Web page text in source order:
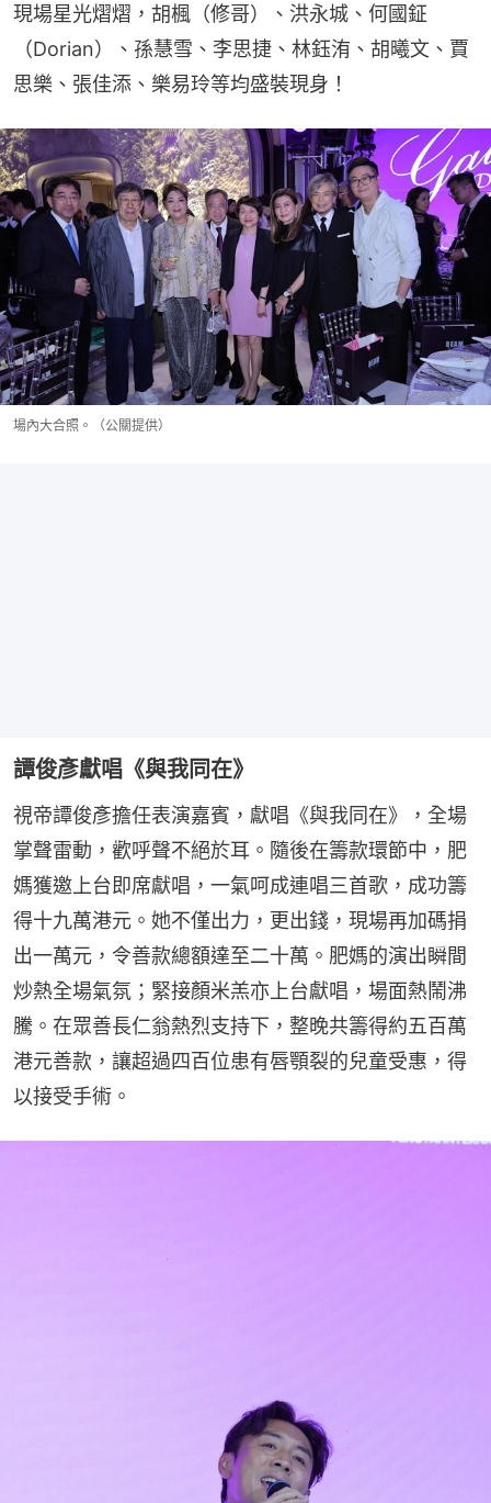
現場星光熠熠，胡楓（修哥）、洪永城、何國鉦
（Dorian）、孫慧雪、李思捷、林鈺洧、胡曦文、賈
思樂、張佳添、樂易玲等均盛裝現身！
場內大合照。（公關提供）
譚俊彥獻唱《與我同在》
視帝譚俊彥擔任表演嘉賓，獻唱《與我同在》，全場
掌聲雷動，歡呼聲不絕於耳。隨後在籌款環節中，肥
媽獲邀上台即席獻唱，一氣呵成連唱三首歌，成功籌
得十九萬港元。她不僅出力，更出錢，現場再加碼捐
出一萬元，令善款總額達至二十萬。肥媽的演出瞬間
炒熱全場氣氛；緊接顏米羔亦上台獻唱，場面熱鬧沸
騰。在眾善長仁翁熱烈支持下，整晚共籌得約五百萬
港元善款，讓超過四百位患有唇顎裂的兒童受惠，得
以接受手術。